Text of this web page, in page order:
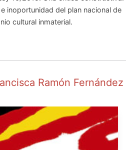
inoportunidad del plan nacional de
cultural inmaterial.
Ramón Fernández